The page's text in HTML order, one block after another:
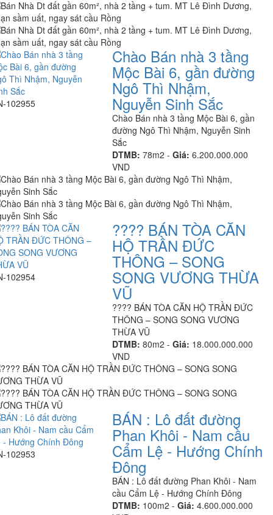
102955
Chào Bán nhà 3 tầng
Mộc Bài 6, gần đường
Ngô Thì Nhậm,
Nguyễn Sinh Sắc
Chào Bán nhà 3 tầng Mộc Bài 6, gần
đường Ngô Thì Nhậm, Nguyễn Sinh
Sắc
DTMB: 78m2 -Giá: 6.200.000.000
VND
102954
???? BÁN TÒA CĂN
HỘ TRẦN ĐỨC
THÔNG – SONG
SONG VƯƠNG THỪA
VŨ
???? BÁN TÒA CĂN HỘ TRẦN ĐỨC
THÔNG – SONG SONG VƯƠNG
THỪA VŨ
DTMB: 80m2 -Giá: 18.000.000.000
VND
102953
BÁN : Lô đất đường
Phan Khôi - Nam cầu
Cẩm Lệ - Hướng Chính
Đông
BÁN : Lô đất đường Phan Khôi - Nam
cầu Cẩm Lệ - Hướng Chính Đông
DTMB: 100m2 -Giá: 4.600.000.000